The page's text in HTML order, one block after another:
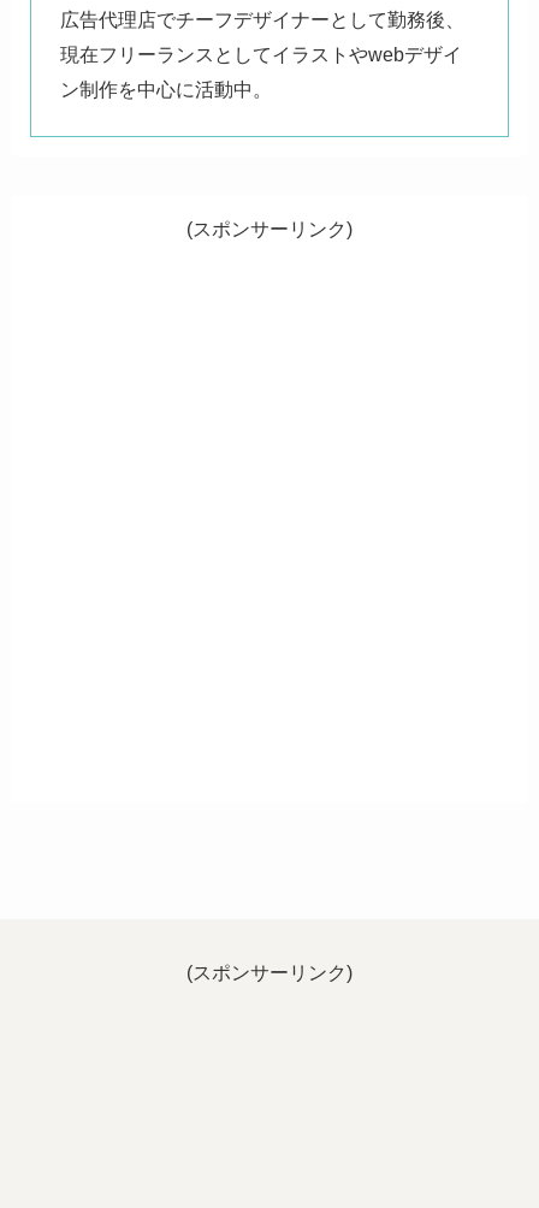
広告代理店でチーフデザイナーとして勤務後、
現在フリーランスとしてイラストやwebデザイ
ン制作を中心に活動中。
(スポンサーリンク)
(スポンサーリンク)